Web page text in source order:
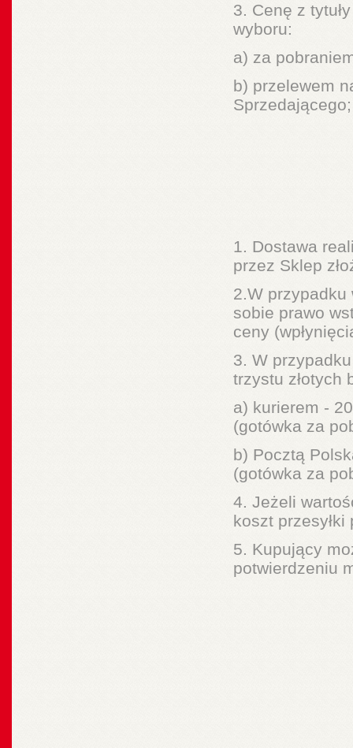
3. Cenę z
wyboru:
a) za
b) przelewem
Sprzedającego;
1. Dostawa
przez Sklep
2.W przypadku
sobie prawo
ceny
3. W
trzystu złotych
a) kurierem -
(gotówka za
b) Pocztą
(gotówka za
4. Jeżeli
koszt
5. Kupujący
potwierdzeniu